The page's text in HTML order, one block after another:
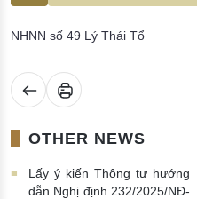
NHNN số 49 Lý Thái Tổ
OTHER NEWS
Lấy ý kiến Thông tư hướng
dẫn Nghị định 232/2025/NĐ-